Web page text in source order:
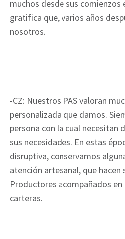
muchos desde sus comienzos
gratifica que, varios años
nosotros.
-CZ: Nuestros PAS valoran
personalizada que damos.
persona con la cual necesitan
sus necesidades. En estas
disruptiva, conservamos
atención artesanal, que hacen
Productores acompañados en
carteras.